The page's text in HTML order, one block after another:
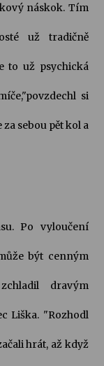
náskok. Tím
už tradičně
to už psychická
si
sebou pět kol a
Po vyloučení
být cenným
dravým
Liška. "Rozhodl
hrát, až když